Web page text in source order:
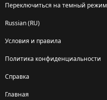
Переключиться на темный режим
Russian (RU)
Условия и правила
Политика конфиденциальности
Справка
Главная